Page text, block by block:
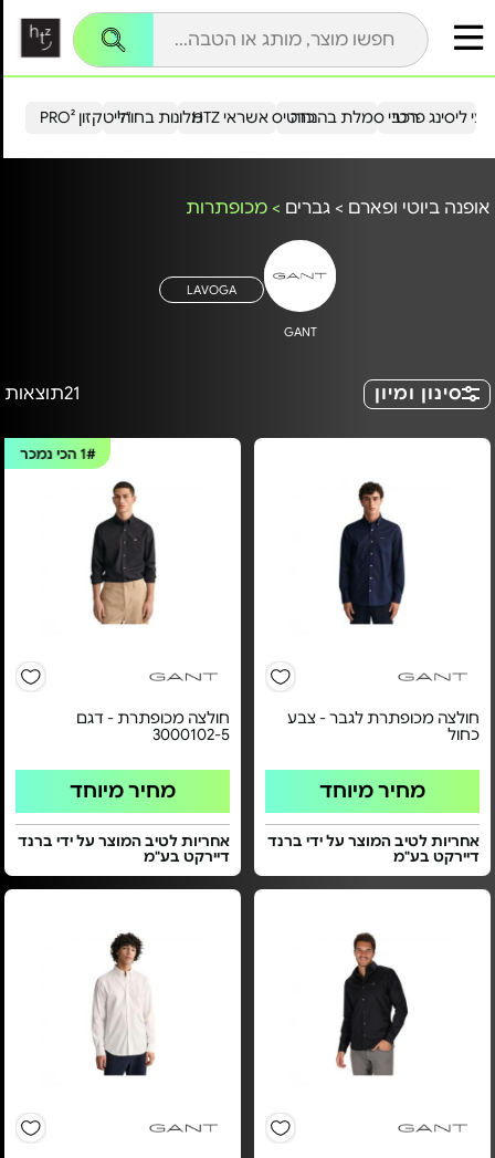
הייטקזון PRO²מלונות בחו"ל כרטיס אשראי HTZ ליסינג פרטירכבי סמלת בהנחה
אופנה ביוטי ופארם > גברים > מכופתרות
GANT
LAVOGA
סינון ומיון 21תוצאות
חולצה מכופתרת לגבר - צבע
כחול
מחיר מיוחד
אחריות לטיב המוצר על ידי ברנד
דיירקט בע"מ
1#הכי נמכר
חולצה מכופתרת - דגם
3000102-5
מחיר מיוחד
אחריות לטיב המוצר על ידי ברנד
דיירקט בע"מ